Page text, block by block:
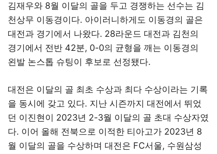
김재우와 8월 이달의 골을 두고 경쟁하는 선수는 김
천상무 이동경이다. 아이러니하게도 이동경의 골은
대전과 경기에서 나왔다. 28라운드 대전과 김천의
경기에서 전반 42분, 0-0의 균형을 깨는 이동경의
왼발 논스톱 슈팅이 후보로 선정됐다.
대전은 이달의 골 최초 수상과 최다 수상이라는 기록
을 동시에 갖고 있다. 지난 시즌까지 대전에서 뛰었
던 이진현이 2023년 2-3월 이달의 골 초대 수상자였
다. 이어 올해 전북으로 이적한 티아고가 2023년 8
월 이달의 골을 수상하며 대전은 FC서울, 수원삼성